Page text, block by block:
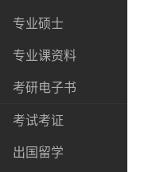
专业硕士
专业课资料
考研电子书
考试考证
出国留学